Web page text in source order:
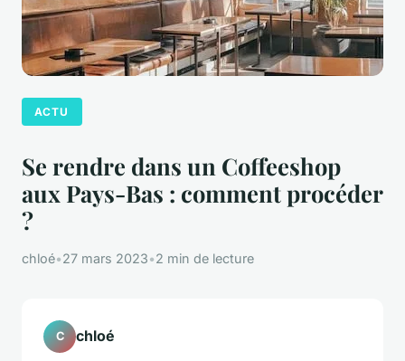
ACTU
Se rendre dans un Coffeeshop
aux Pays-Bas : comment procéder
?
chloé•27 mars 2023•2 min de lecture
C chloé